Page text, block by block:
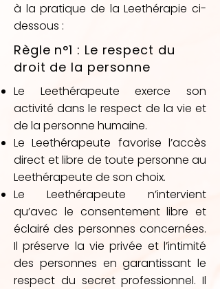
à la pratique de la Leethérapie ci-
dessous :​
Règle n°1 : Le respect du
droit de la personne
Le Leethérapeute exerce son
activité dans le respect de la vie et
de la personne humaine.
Le Leethérapeute favorise l’accès
direct et libre de toute personne au
Leethérapeute de son choix.
Le Leethérapeute n’intervient
qu’avec le consentement libre et
éclairé des personnes concernées.
Il préserve la vie privée et l’intimité
des personnes en garantissant le
respect du secret professionnel. Il